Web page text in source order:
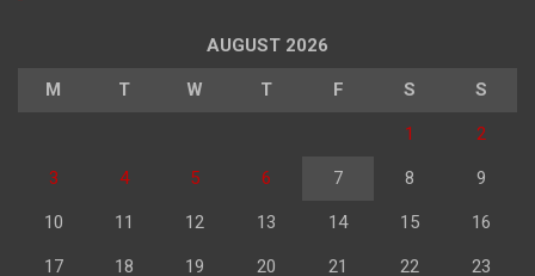
AUGUST 2026
M T W T F S S
1 2
3 4 5 6 7 8 9
10 11 12 13 14 15 16
17 18 19 20 21 22 23